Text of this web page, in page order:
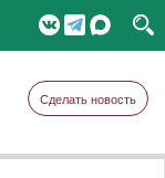
Сделать новость